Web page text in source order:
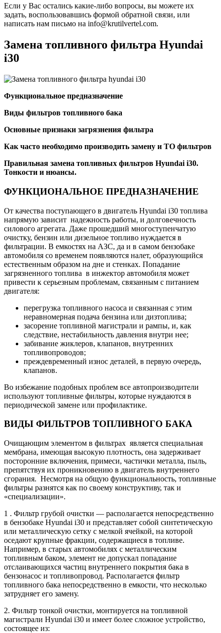
Если у Вас остались какие-либо вопросы, вы можете их
задать, воспользовавшись формой обратной связи, или
написать нам письмо на info@krutilvertel.com.
Замена топливного фильтра Hyundai
i30
Функциональное предназначение
Виды фильтров топливного бака
Основные признаки загрязнения фильтра
Как часто необходимо производить замену и ТО фильтров
Правильная замена топливных фильтров Hyundai i30.
Тонкости и нюансы.
ФУНКЦИОНАЛЬНОЕ ПРЕДНАЗНАЧЕНИЕ
От качества поступающего в двигатель Hyundai i30 топлива
напрямую зависит надежность работы, и долговечность
силового агрегата. Даже прошедший многоступенчатую
очистку, бензин или дизельное топливо нуждается в
фильтрации. В емкостях на АЗС, да и в самом бензобаке
автомобиля со временем появляются налет, образующийся
естественным образом на дне и стенках. Попадание
загрязненного топлива в инжектор автомобиля может
привести к серьезным проблемам, связанным с питанием
двигателя:
перегрузка топливного насоса и связанная с этим
неравномерная подача бензина или дизтоплива;
засорение топливной магистрали и рампы, и, как
следствие, нестабильность давления внутри нее;
забивание жиклеров, клапанов, внутренних
топливопроводов;
преждевременный износ деталей, в первую очередь,
клапанов.
Во избежание подобных проблем все автопроизводители
используют топливные фильтры, которые нуждаются в
периодической замене или профилактике.
ВИДЫ ФИЛЬТРОВ ТОПЛИВНОГО БАКА
Очищающим элементом в фильтрах является специальная
мембрана, имеющая высокую плотность, она задерживает
посторонние включения, примеси, частички металла, пыль,
препятствуя их проникновению в двигатель внутреннего
сгорания. Несмотря на общую функциональность, топливные
фильтры разнятся как по своему конструктиву, так и
«специализации».
1 . Фильтр грубой очистки — располагается непосредственно
в бензобаке Hyundai i30 и представляет собой синтетическую
или металлическую сетку с мелкой ячейкой, на которой
оседают крупные фракции, содержащиеся в топливе.
Например, в старых автомобилях с металлическим
топливным баком, элемент не допускал попадание
отслаивающихся частиц внутреннего покрытия бака в
бензонасос и топливопровод. Располагается фильтр
топливного бака непосредственно в емкости, что несколько
затрудняет его замену.
2. Фильтр тонкой очистки, монтируется на топливной
магистрали Hyundai i30 и имеет более сложное устройство,
состоящее из: